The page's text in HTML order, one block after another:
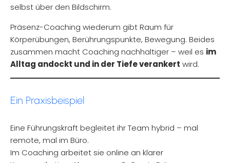
selbst über den Bildschirm.
Präsenz-Coaching wiederum gibt Raum für
Körperübungen, Berührungspunkte, Bewegung. Beides
zusammen macht Coaching nachhaltiger – weil es im
Alltag andockt und in der Tiefe verankert wird.
Ein Praxisbeispiel
Eine Führungskraft begleitet ihr Team hybrid – mal
remote, mal im Büro.
Im Coaching arbeitet sie online an klarer